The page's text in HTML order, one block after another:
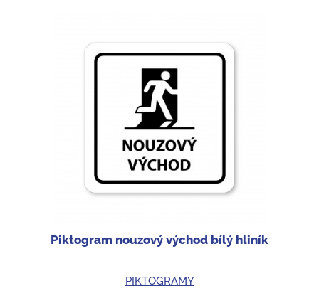
Piktogram nouzový východ bílý hliník
PIKTOGRAMY